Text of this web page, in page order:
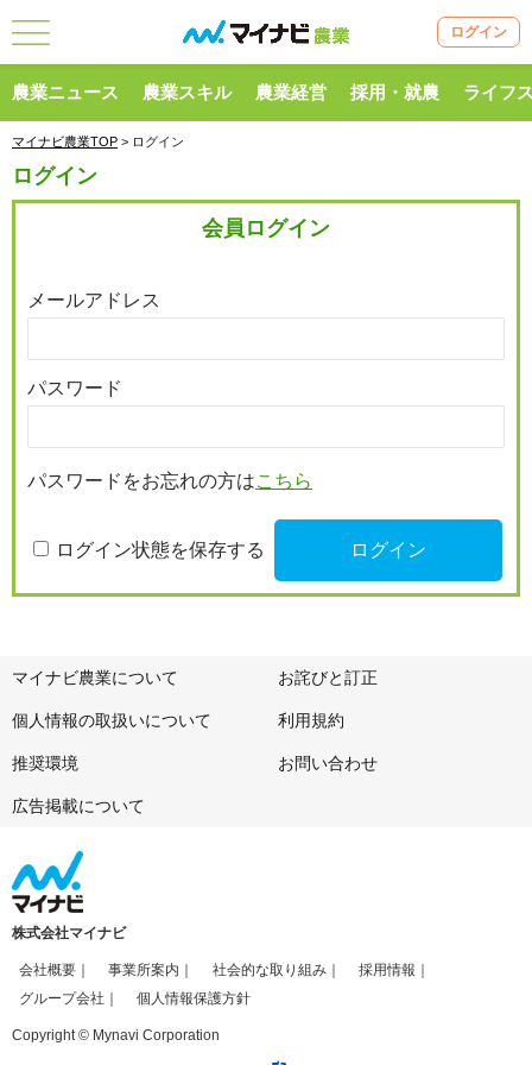
ログイン
農業ニュース 農業スキル 農業経営 採用・就農 ライフ
マイナビ農業TOP > ログイン
ログイン
会員ログイン
メールアドレス
パスワード
パスワードをお忘れの方はこちら
ログイン状態を保存する
マイナビ農業について お詫びと訂正
個人情報の取扱いについて 利用規約
推奨環境 お問い合わせ
広告掲載について
株式会社マイナビ
会社概要 事業所案内 社会的な取り組み
採用情報
グループ会社
個人情報保護方針
Copyright © Mynavi Corporation